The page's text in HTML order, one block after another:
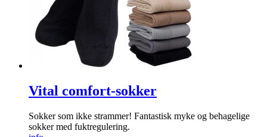
Vital comfort-sokker
Sokker som ikke strammer! Fantastisk myke og behagelige
sokker med fuktregulering.